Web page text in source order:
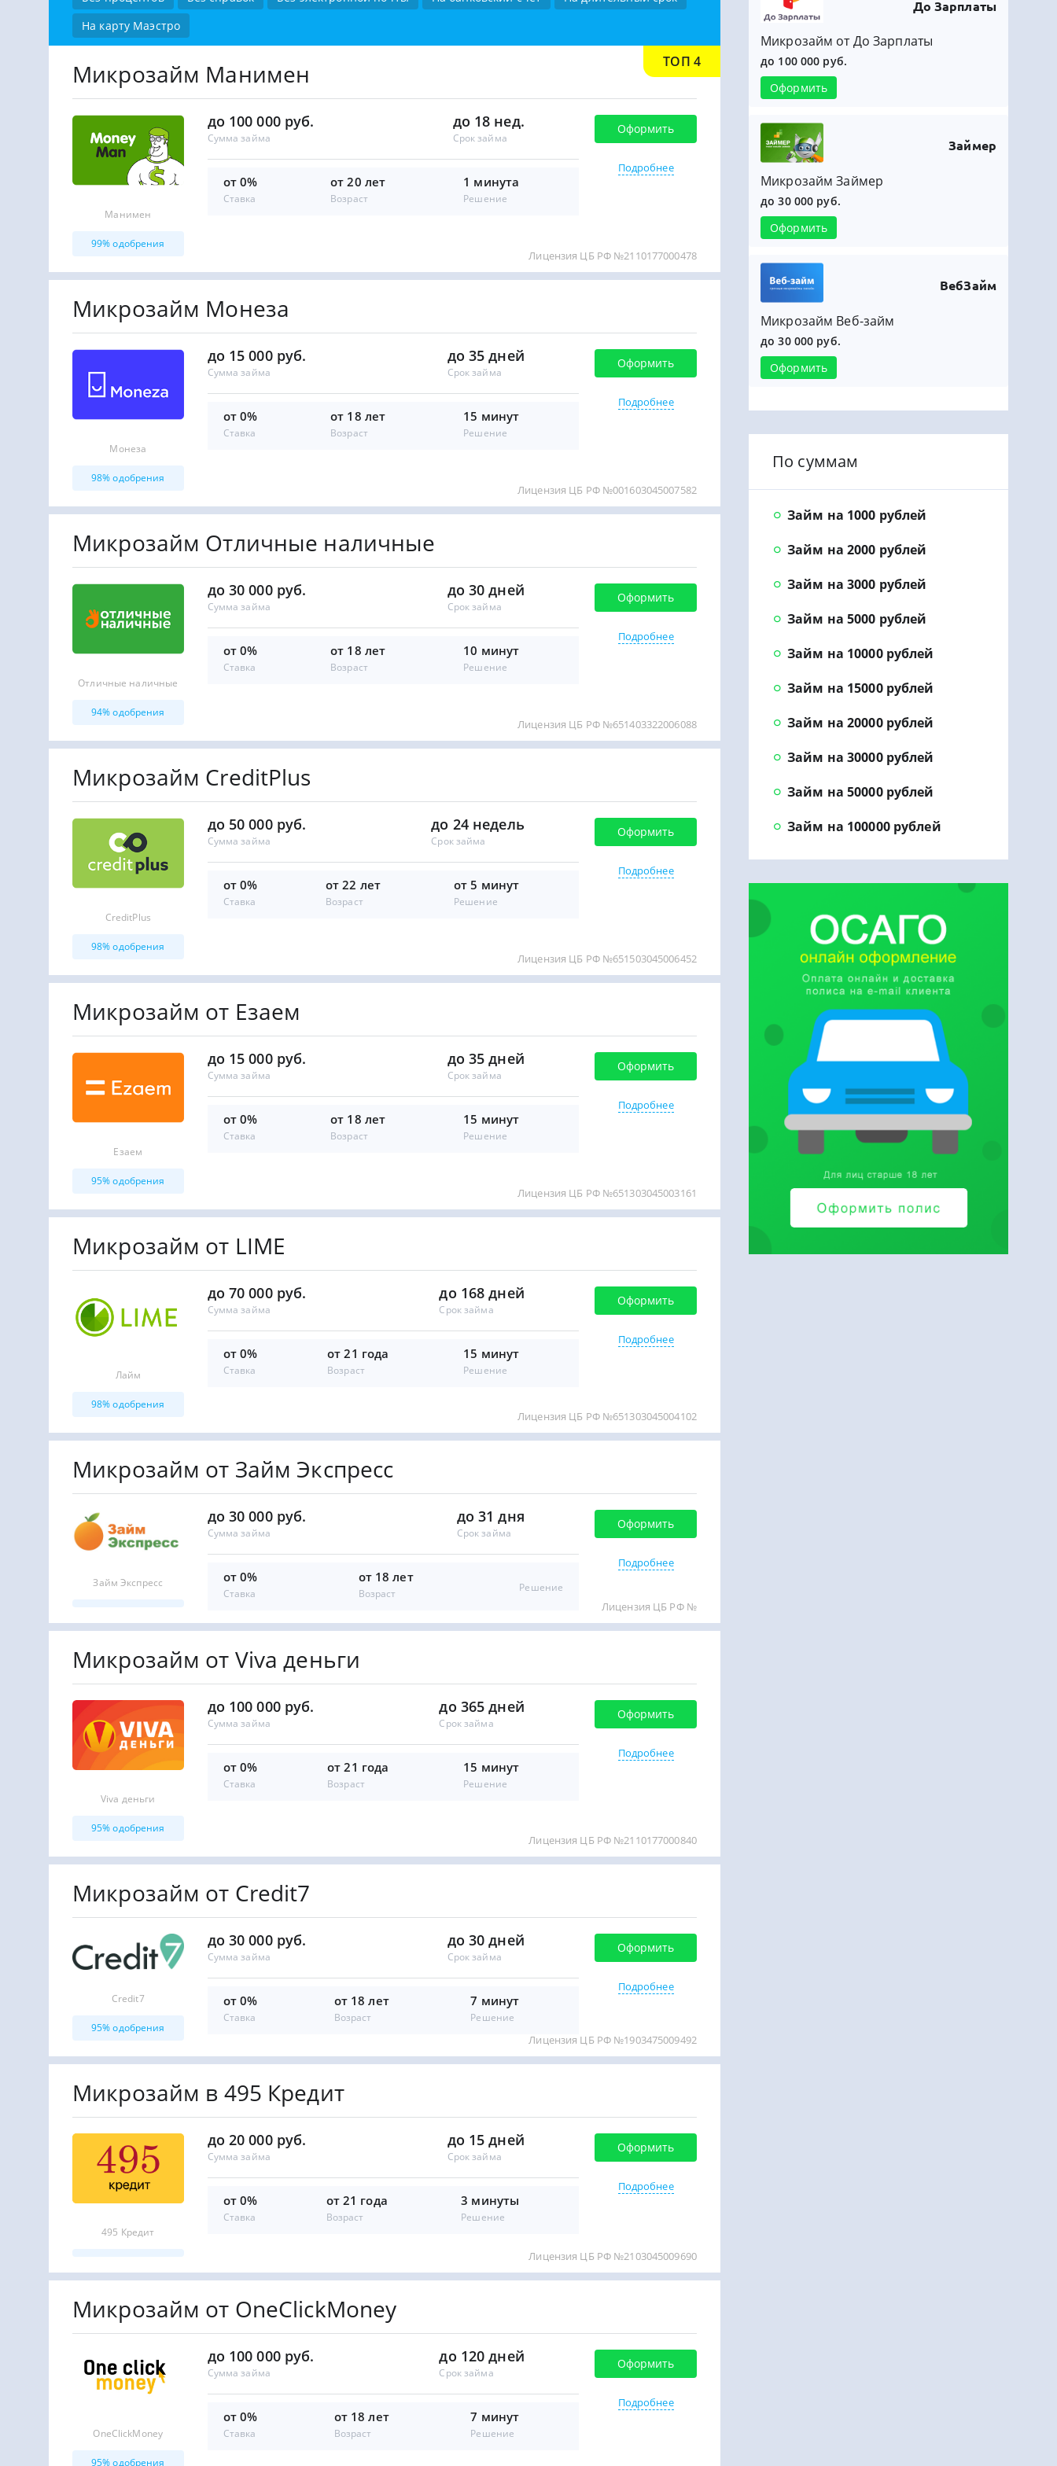
На карту Маэстро
Микрозайм Манимен
Манимен
99% одобрения
до 100 000 руб.
Сумма займа
до 18 нед.
Срок займа
от 0%
Ставка
от 20 лет
Возраст
1 минута
Решение
Оформить
Подробнее
Лицензия ЦБ РФ №2110177000478
ТОП 4
Микрозайм Монеза
Монеза
98% одобрения
до 15 000 руб.
Сумма займа
до 35 дней
Срок займа
от 0%
Ставка
от 18 лет
Возраст
15 минут
Решение
Оформить
Подробнее
Лицензия ЦБ РФ №001603045007582
Микрозайм Отличные наличные
Отличные наличные
94% одобрения
до 30 000 руб.
Сумма займа
до 30 дней
Срок займа
от 0%
Ставка
от 18 лет
Возраст
10 минут
Решение
Оформить
Подробнее
Лицензия ЦБ РФ №651403322006088
Микрозайм CreditPlus
CreditPlus
98% одобрения
до 50 000 руб.
Сумма займа
до 24 недель
Срок займа
от 0%
Ставка
от 22 лет
Возраст
от 5 минут
Решение
Оформить
Подробнее
Лицензия ЦБ РФ №651503045006452
Микрозайм от Езаем
Езаем
95% одобрения
до 15 000 руб.
Сумма займа
до 35 дней
Срок займа
от 0%
Ставка
от 18 лет
Возраст
15 минут
Решение
Оформить
Подробнее
Лицензия ЦБ РФ №651303045003161
Микрозайм от LIME
Лайм
98% одобрения
до 70 000 руб.
Сумма займа
до 168 дней
Срок займа
от 0%
Ставка
от 21 года
Возраст
15 минут
Решение
Оформить
Подробнее
Лицензия ЦБ РФ №651303045004102
Микрозайм от Займ Экспресс
Займ Экспресс
до 30 000 руб.
Сумма займа
до 31 дня
Срок займа
от 0%
Ставка
от 18 лет
Возраст Решение
Оформить
Подробнее
Лицензия ЦБ РФ №
Микрозайм от Viva деньги
Viva деньги
95% одобрения
до 100 000 руб.
Сумма займа
до 365 дней
Срок займа
от 0%
Ставка
от 21 года
Возраст
15 минут
Решение
Оформить
Подробнее
Лицензия ЦБ РФ №2110177000840
Микрозайм от Credit7
Credit7
95% одобрения
до 30 000 руб.
Сумма займа
до 30 дней
Срок займа
от 0%
Ставка
от 18 лет
Возраст
7 минут
Решение
Оформить
Подробнее
Лицензия ЦБ РФ №1903475009492
Микрозайм в 495 Кредит
495 Кредит
до 20 000 руб.
Сумма займа
до 15 дней
Срок займа
от 0%
Ставка
от 21 года
Возраст
3 минуты
Решение
Оформить
Подробнее
Лицензия ЦБ РФ №2103045009690
Микрозайм от OneClickMoney
OneClickMoney
95% одобрения
до 100 000 руб.
Сумма займа
до 120 дней
Срок займа
от 0%
Ставка
от 18 лет
Возраст
7 минут
Решение
Оформить
Подробнее
До Зарплаты
Микрозайм от До Зарплаты
до 100 000 руб.
Оформить
Займер
Микрозайм Займер
до 30 000 руб.
Оформить
ВебЗайм
Микрозайм Веб-займ
до 30 000 руб.
Оформить
По суммам
Займ на 1000 рублей
Займ на 2000 рублей
Займ на 3000 рублей
Займ на 5000 рублей
Займ на 10000 рублей
Займ на 15000 рублей
Займ на 20000 рублей
Займ на 30000 рублей
Займ на 50000 рублей
Займ на 100000 рублей